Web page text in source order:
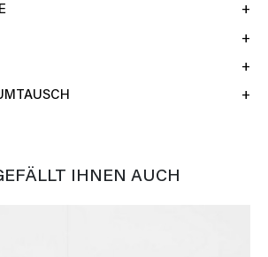
IHNEN AUCH